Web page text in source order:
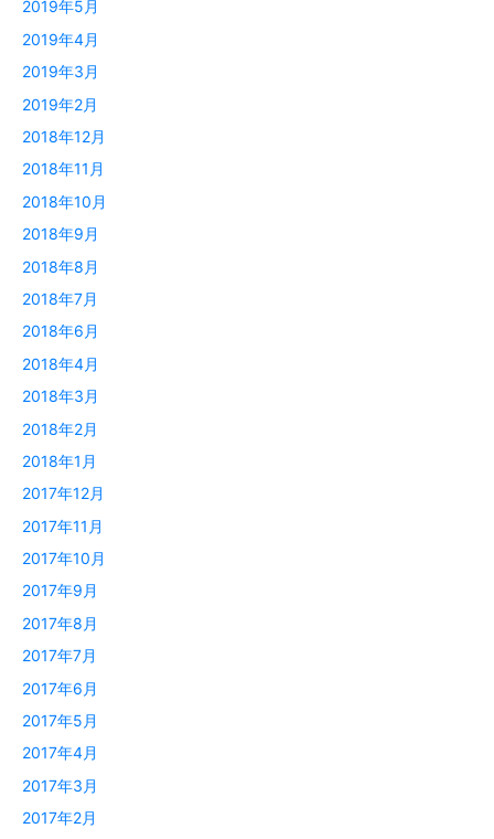
2019年5月
2019年4月
2019年3月
2019年2月
2018年12月
2018年11月
2018年10月
2018年9月
2018年8月
2018年7月
2018年6月
2018年4月
2018年3月
2018年2月
2018年1月
2017年12月
2017年11月
2017年10月
2017年9月
2017年8月
2017年7月
2017年6月
2017年5月
2017年4月
2017年3月
2017年2月